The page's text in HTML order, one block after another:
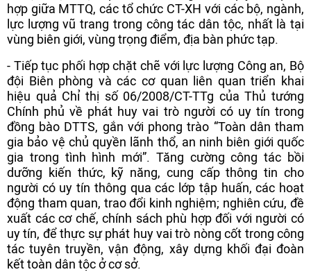
hợp giữa MTTQ, các tổ chức CT-XH với các bộ, ngành,
lực lượng vũ trang trong công tác dân tộc, nhất là tại
vùng biên giới, vùng trọng điểm, địa bàn phức tạp.
- Tiếp tục phối hợp chặt chẽ với lực lượng Công an, Bộ
đội Biên phòng và các cơ quan liên quan triển khai
hiệu quả Chỉ thị số 06/2008/CT-TTg của Thủ tướng
Chính phủ về phát huy vai trò người có uy tín trong
đồng bào DTTS, gắn với phong trào “Toàn dân tham
gia bảo vệ chủ quyền lãnh thổ, an ninh biên giới quốc
gia trong tình hình mới”. Tăng cường công tác bồi
dưỡng kiến thức, kỹ năng, cung cấp thông tin cho
người có uy tín thông qua các lớp tập huấn, các hoạt
động tham quan, trao đổi kinh nghiệm; nghiên cứu, đề
xuất các cơ chế, chính sách phù hợp đối với người có
uy tín, để thực sự phát huy vai trò nòng cốt trong công
tác tuyên truyền, vận động, xây dựng khối đại đoàn
kết toàn dân tộc ở cơ sở.